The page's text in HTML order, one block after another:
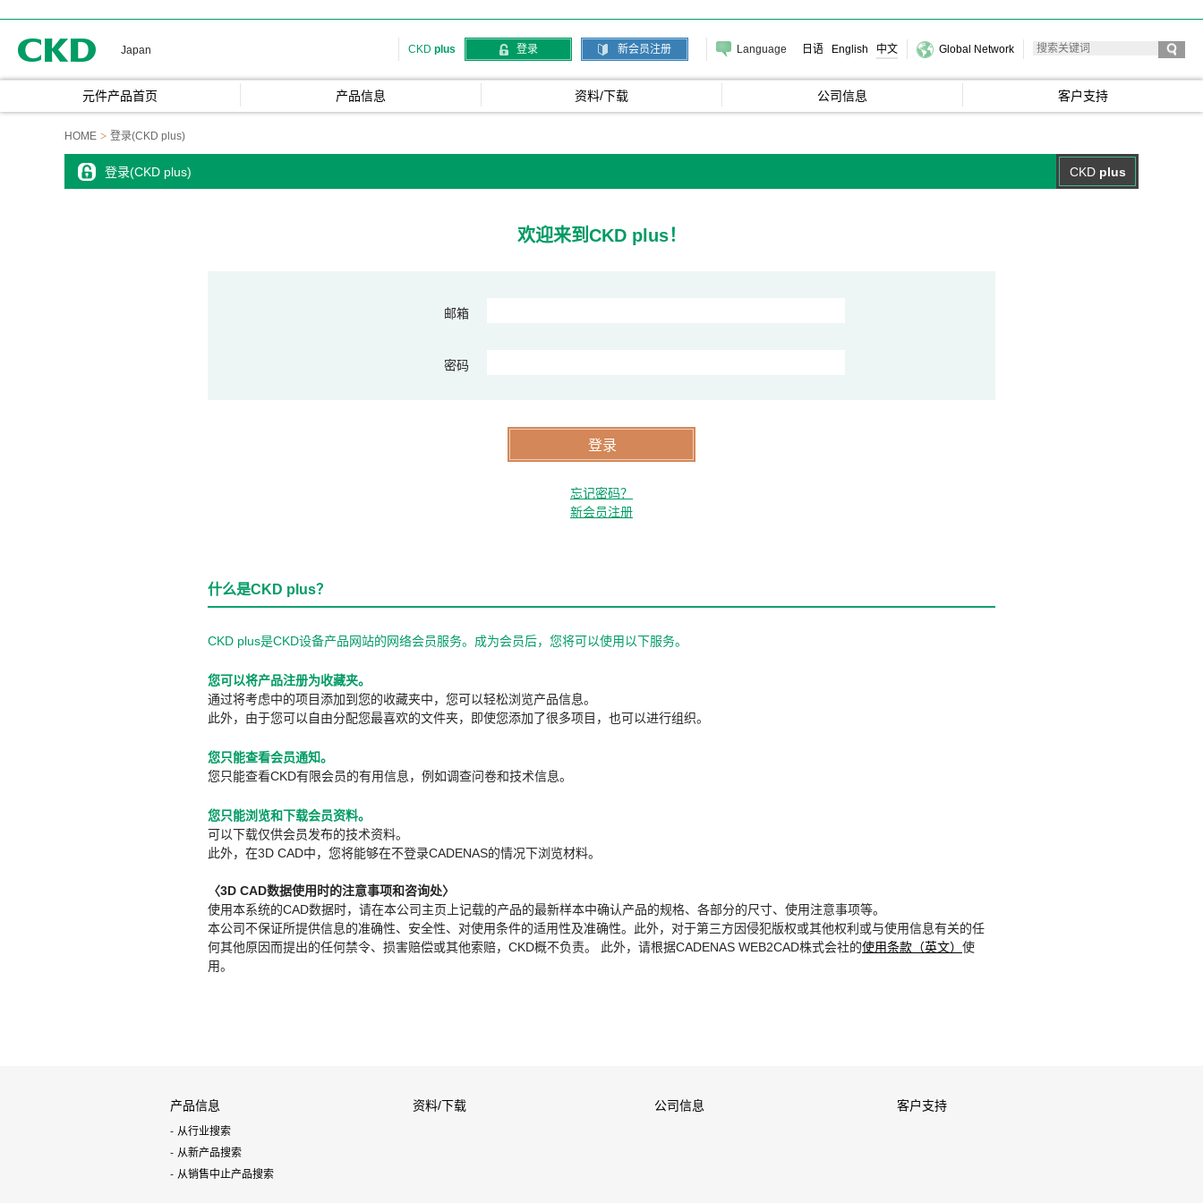
Japan CKD plus 登录 新会员注册 Language 日语 English 中文 Global Network
元件产品首页 产品信息 资料/下载 公司信息 客户支持
HOME 登录(CKD plus)
登录(CKD plus) CKD plus
欢迎来到CKD plus！
邮箱
密码
忘记密码？
新会员注册
什么是CKD plus？
CKD plus是CKD设备产品网站的网络会员服务。成为会员后，您将可以使用以下服务。
您可以将产品注册为收藏夹。
通过将考虑中的项目添加到您的收藏夹中，您可以轻松浏览产品信息。
此外，由于您可以自由分配您最喜欢的文件夹，即使您添加了很多项目，也可以进行组织。
您只能查看会员通知。
您只能查看CKD有限会员的有用信息，例如调查问卷和技术信息。
您只能浏览和下载会员资料。
可以下载仅供会员发布的技术资料。
此外，在3D CAD中，您将能够在不登录CADENAS的情况下浏览材料。
〈3D CAD数据使用时的注意事项和咨询处〉
使用本系统的CAD数据时，请在本公司主页上记载的产品的最新样本中确认产品的规格、各部分的尺寸、使用注意事项等。
本公司不保证所提供信息的准确性、安全性、对使用条件的适用性及准确性。此外，对于第三方因侵犯版权或其他权利或与使用信息有关的任
何其他原因而提出的任何禁令、损害赔偿或其他索赔，CKD概不负责。 此外，请根据CADENAS WEB2CAD株式会社的使用条款（英文） 使
用。
产品信息
从行业搜索
从新产品搜索
从销售中止产品搜索
资料/下载 公司信息 客户支持